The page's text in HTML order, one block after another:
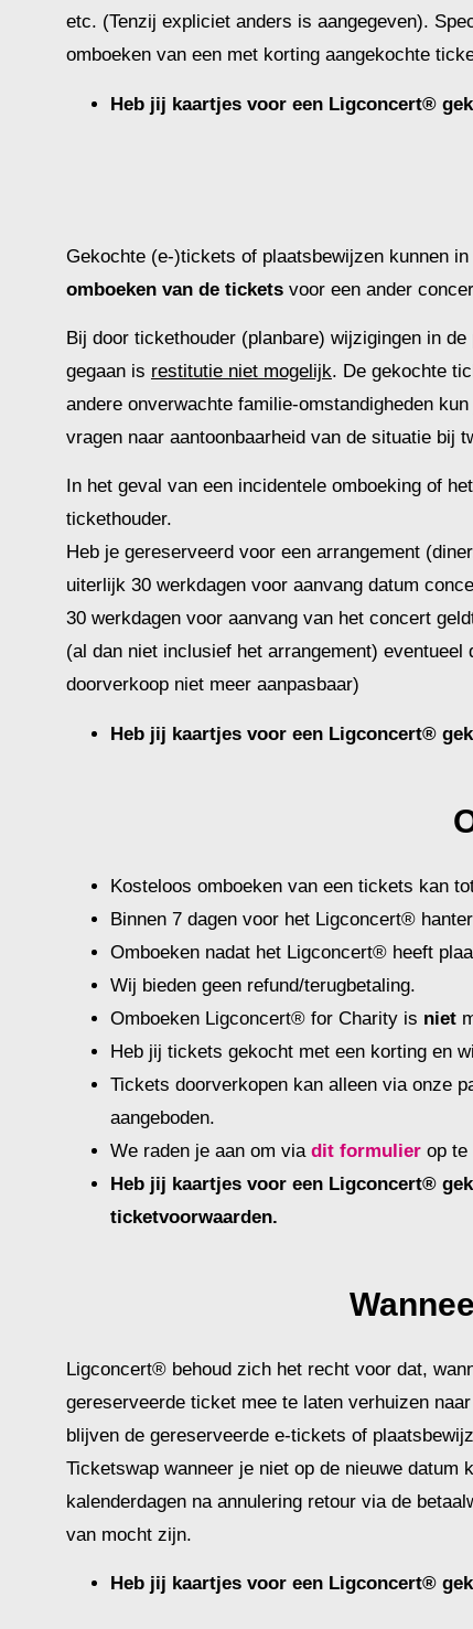
etc. (Tenzij expliciet anders is aangegeven).
omboeken van een met korting aangekochte
Heb jij kaartjes voor een Ligconcert®
Gekochte (e-)tickets of plaatsbewijzen kunnen in
omboeken van de tickets voor een ander
Bij door tickethouder (planbare) wijzigingen in
gegaan is restitutie niet mogelijk. De gekochte
andere onverwachte familie-omstandigheden
vragen naar aantoonbaarheid van de situatie bij
In het geval van een incidentele omboeking of
tickethouder.
Heb je gereserveerd voor een arrangement
uiterlijk 30 werkdagen voor aanvang datum
30 werkdagen voor aanvang van het concert
(al dan niet inclusief het arrangement)
doorverkoop niet meer aanpasbaar)
Heb jij kaartjes voor een Ligconcert®
Kosteloos omboeken van een tickets kan
Binnen 7 dagen voor het Ligconcert®
Omboeken nadat het Ligconcert® heeft
Wij bieden geen refund/terugbetaling.
Omboeken Ligconcert® for Charity is niet
Heb jij tickets gekocht met een korting en
Tickets doorverkopen kan alleen via onze
aangeboden.
We raden je aan om via dit formulier op te
Heb jij kaartjes voor een Ligconcert®
ticketvoorwaarden.
Ligconcert® behoud zich het recht voor dat,
gereserveerde ticket mee te laten verhuizen
blijven de gereserveerde e-tickets of
Ticketswap wanneer je niet op de nieuwe datum
kalenderdagen na annulering retour via de
van mocht zijn.
Heb jij kaartjes voor een Ligconcert®